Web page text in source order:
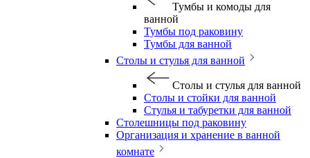
Тумбы и комоды для
ванной
Тумбы под раковину
Тумбы для ванной
Столы и стулья для ванной
Столы и стулья для ванной
Столы и стойки для ванной
Стулья и табуретки для ванной
Столешницы под раковину
Организация и хранение в ванной
комнате